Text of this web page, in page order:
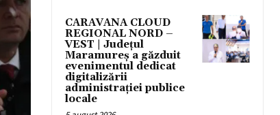
CARAVANA CLOUD
REGIONAL NORD –
VEST | Județul
Maramureș a găzduit
evenimentul dedicat
digitalizării
administrației publice
locale